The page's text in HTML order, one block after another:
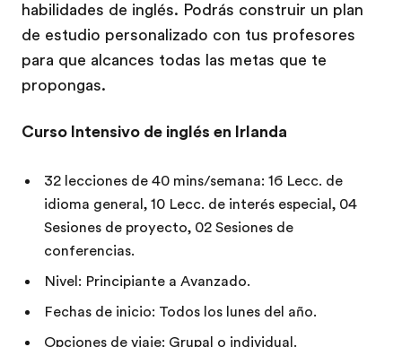
habilidades de inglés. Podrás construir un plan
de estudio personalizado con tus profesores
para que alcances todas las metas que te
propongas.
Curso Intensivo de inglés en Irlanda
32 lecciones de 40 mins/semana: 16 Lecc. de
idioma general, 10 Lecc. de interés especial, 04
Sesiones de proyecto, 02 Sesiones de
conferencias.
Nivel: Principiante a Avanzado.
Fechas de inicio: Todos los lunes del año.
Opciones de viaje: Grupal o individual.